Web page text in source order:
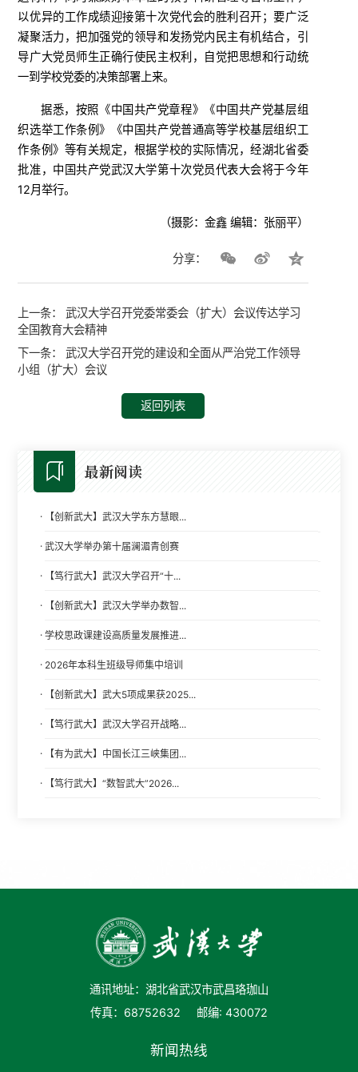
以优异的工作成绩迎接第十次党代会的胜利召开；要广泛
凝聚活力，把加强党的领导和发扬党内民主有机结合，引
导广大党员师生正确行使民主权利，自觉把思想和行动统
一到学校党委的决策部署上来。
据悉，按照《中国共产党章程》《中国共产党基层组
织选举工作条例》《中国共产党普通高等学校基层组织工
作条例》等有关规定，根据学校的实际情况，经湖北省委
批准，中国共产党武汉大学第十次党员代表大会将于今年
12月举行。
（摄影：金鑫 编辑：张丽平）
分享：
上一条：武汉大学召开党委常委会（扩大）会议传达学习
全国教育大会精神
下一条：武汉大学召开党的建设和全面从严治党工作领导
小组（扩大）会议
返回列表
最新阅读
· 【创新武大】武汉大学东方慧眼...
· 武汉大学举办第十届澜湄青创赛
· 【笃行武大】武汉大学召开“十...
· 【创新武大】武汉大学举办数智...
· 学校思政课建设高质量发展推进...
· 2026年本科生班级导师集中培训
· 【创新武大】武大5项成果获2025...
· 【笃行武大】武汉大学召开战略...
· 【有为武大】中国长江三峡集团...
· 【笃行武大】“数智武大”2026...
通讯地址：湖北省武汉市武昌珞珈山
传真：68752632
邮编: 430072
新闻热线